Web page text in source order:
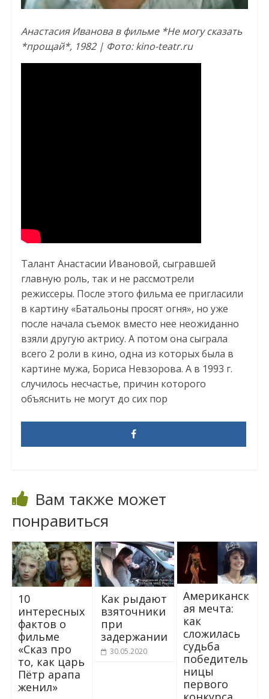
Анастасия Иванова в фильме *Не могу сказать
*прощай*, 1982 | Фото: kino-teatr.ru
Талант Анастасии Ивановой, сыгравшей
главную роль, так и не рассмотрели
режиссеры. После этого фильма ее пригласили
в картину «Батальоны просят огня», но уже
после начала съемок вместо нее неожиданно
взяли другую актрису. А потом она сыграла
всего 2 роли в кино, одна из которых была в
картине мужа, Бориса Невзорова. А в 1993 г.
случилось несчастье, причин которого
объяснить не могут до сих пор
Вам также может
понравиться
10
интересных
фактов о
фильме
«Сказ про
то, как царь
Пётр арапа
женил»
Как рыдают
взяточники
при
задержании
30.05.2020
Американск
ая мечта:
как
сложилась
судьба
победитель
ницы
первого